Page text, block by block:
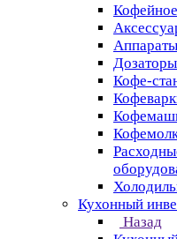
Кофе-
Кухонный
Назад